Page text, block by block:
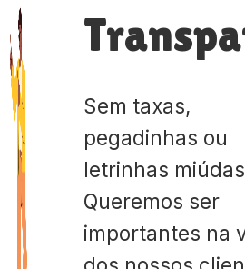
Sem taxas,
pegadinhas ou
letrinhas
Queremos ser
importantes na